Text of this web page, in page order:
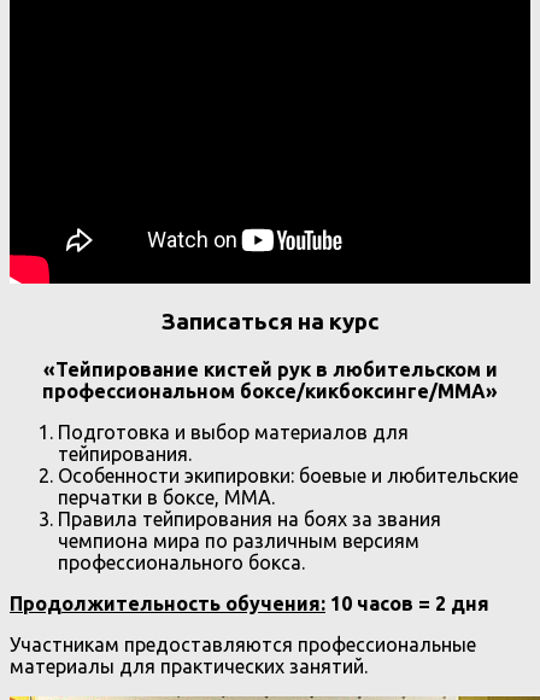
Записаться на курс
«Тейпирование кистей рук в любительском и
профессиональном боксе/кикбоксинге/ММА»
Подготовка и выбор материалов для
тейпирования.
Особенности экипировки: боевые и любительские
перчатки в боксе, MMA.
Правила тейпирования на боях за звания
чемпиона мира по различным версиям
профессионального бокса.
Продолжительность обучения: 10 часов = 2 дня
Участникам предоставляются профессиональные
материалы для практических занятий.